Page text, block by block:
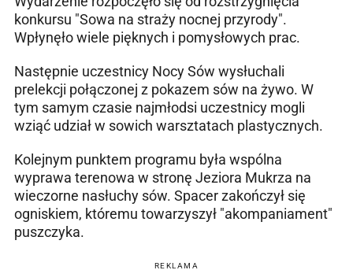
konkursu "Sowa na straży nocnej przyrody".
Wpłynęło wiele pięknych i pomysłowych prac.
Następnie uczestnicy Nocy Sów wysłuchali
prelekcji połączonej z pokazem sów na żywo. W
tym samym czasie najmłodsi uczestnicy mogli
wziąć udział w sowich warsztatach plastycznych.
Kolejnym punktem programu była wspólna
wyprawa terenowa w stronę Jeziora Mukrza na
wieczorne nasłuchy sów. Spacer zakończył się
ogniskiem, któremu towarzyszył "akompaniament"
puszczyka.
REKLAMA